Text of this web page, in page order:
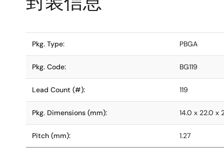
Pkg. Type: PBGA
Pkg. Code: BG119
Lead Count (#): 119
Pkg. Dimensions (mm): 14.0 x 22.0 x
Pitch (mm): 1.27